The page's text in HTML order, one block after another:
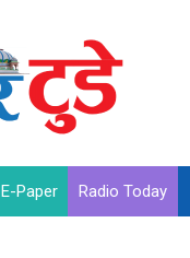
E-Paper Radio Today